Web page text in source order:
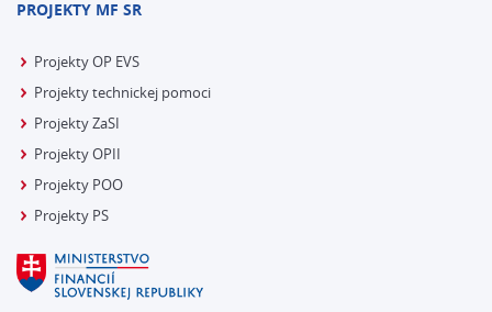
PROJEKTY MF SR
Projekty OP EVS
Projekty technickej pomoci
Projekty ZaSI
Projekty OPII
Projekty POO
Projekty PS